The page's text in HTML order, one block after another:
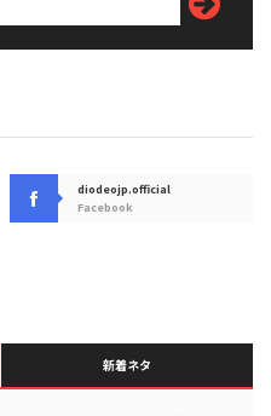
diodeojp.official
Facebook
新着ネタ